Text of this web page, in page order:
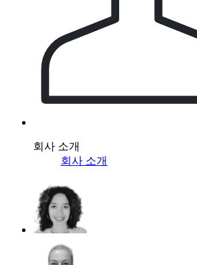
회사 소개
회사 소개